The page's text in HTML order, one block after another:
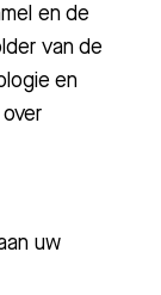
en de
van de
en
uw